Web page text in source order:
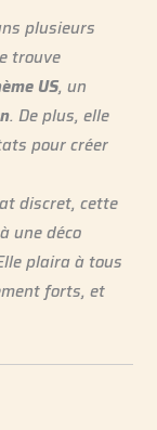
plusieurs
trouve
US, un
. De plus, elle
pour créer
discret, cette
une déco
plaira à tous
forts, et